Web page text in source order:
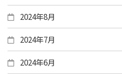
2024年8月
2024年7月
2024年6月